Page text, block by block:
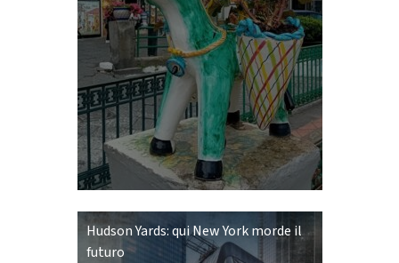
Hudson Yards: qui New York morde il
futuro